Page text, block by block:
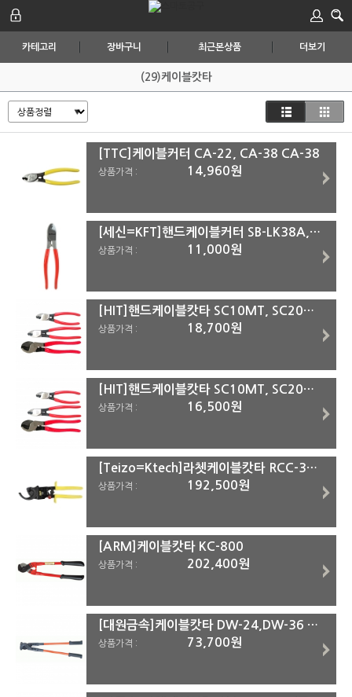
카테고리 장바구니 최근본상품 더보기
(29)케이블캇타
[TTC]케이블커터 CA-22, CA-38 CA-38
상품가격 : 14,960원
[세신=KFT]핸드케이블커터 SB-LK38A,SB-LK60A SB-LK60A
상품가격 : 11,000원
[HIT]핸드케이블캇타 SC10MT, SC20MT, SC30MT SC30MT(=SC30)
상품가격 : 18,700원
[HIT]핸드케이블캇타 SC10MT, SC20MT, SC30MT SC20MT(=SC20)
상품가격 : 16,500원
[Teizo=Ktech]라쳇케이블캇타 RCC-32ET, RCC-45ET RCC-45ET
상품가격 : 192,500원
[ARM]케이블캇타 KC-800
상품가격 : 202,400원
[대원금속]케이블캇타 DW-24,DW-36 DW-36
상품가격 : 73,700원